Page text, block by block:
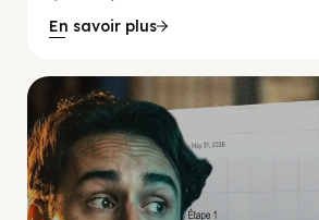
En savoir plus